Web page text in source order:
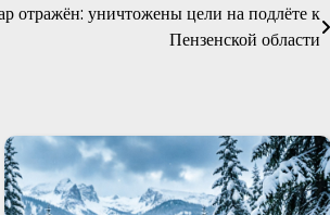
отражён: уничтожены цели на подлёте к
Пензенской области